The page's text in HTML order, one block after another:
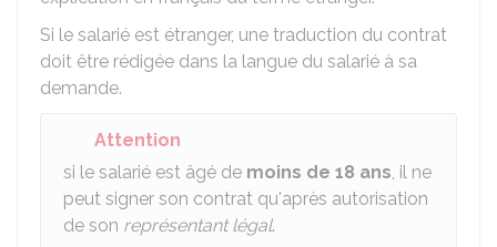
Si le salarié est étranger, une traduction du contrat
doit être rédigée dans la langue du salarié à sa
demande.
Attention
si le salarié est âgé de moins de 18 ans, il ne
peut signer son contrat qu'après autorisation
de son représentant légal.